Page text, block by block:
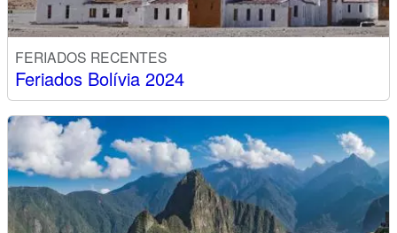
FERIADOS RECENTES
Feriados Bolívia 2024